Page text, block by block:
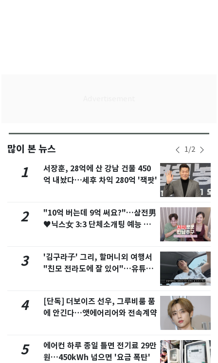
많이 본 뉴스 1/2
1
서장훈, 28억에 산 강남 건물 450
억 내놨다…세후 차익 280억 '잭팟'
2
"10억 버는데 9억 써요?"…삼전男
♥닉스女 3:3 단체소개팅 예능 화
3
'김구라子' 그리, 할머니외 여행서
"친모 전라도에 잘 있어"…유튜브
4
[단독] 더보이즈 선우, 그루비룸 품
에 안긴다…앳에어리어와 전속계약
5
에어컨 하루 종일 틀면 전기료 29만
원…450kWh 넘으면 '요금 폭탄'